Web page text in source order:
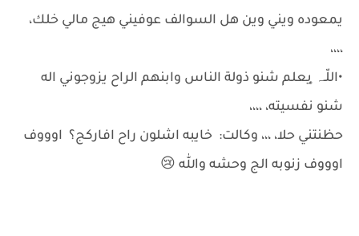
يمعوده ويني وين هل السوالف عوفيني هيج مالي خلك،
،،،،
•اللّـہ̣̥ يعلم شنو ذولة الناس وابنهم الراح يزوجوني اله
شنو نفسيته، ،،،،
حظنتني حلا، ،،، وكالت: خايبه اشلون راح افاركج؟ اوووف
اوووف زنوبه الج وحشه والله 😢